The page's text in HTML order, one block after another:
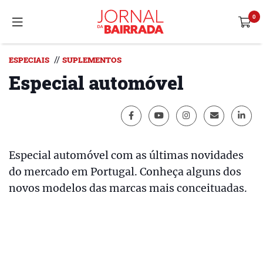
ESPECIAIS // SUPLEMENTOS
Especial automóvel
Especial automóvel com as últimas novidades
do mercado em Portugal. Conheça alguns dos
novos modelos das marcas mais conceituadas.